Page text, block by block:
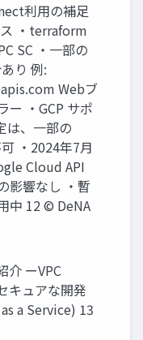
利⽤の補⾜
ス ‧terraform
SC ‧⼀部の
り 例:
Webブ
ー ‧GCP サポ
は、⼀部の
‧2024年7⽉
Cloud API
影響なし ‧暫
中 12 © DeNA
介 ーVPC
キュアな開発
a Service) 13